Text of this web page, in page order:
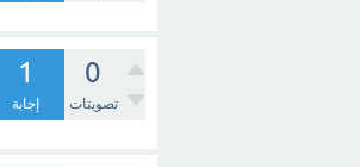
0
تصويتات
1
إجابة